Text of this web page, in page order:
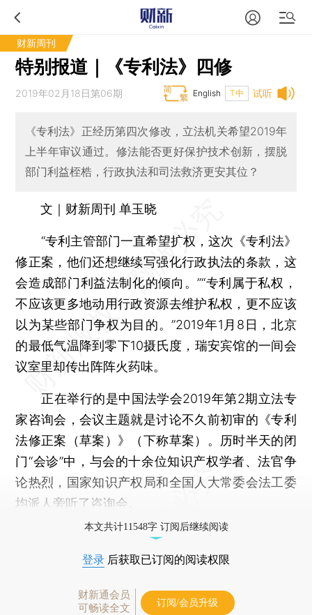
财新周刊
特别报道｜《专利法》四修
试听
2019年02月18日第06期 T中
English
《专利法》正经历第四次修改，立法机关希望2019年
上半年审议通过。修法能否更好保护技术创新，摆脱
部门利益桎梏，行政执法和司法救济更安其位？
文｜财新周刊 单玉晓
“专利主管部门一直希望扩权，这次《专利法》
修正案，他们还想继续写强化行政执法的条款，这
会造成部门利益法制化的倾向。”“专利属于私权，
不应该更多地动用行政资源去维护私权，更不应该
以为某些部门争权为目的。”2019年1月8日，北京
的最低气温降到零下10摄氏度，瑞安宾馆的一间会
议室里却传出阵阵火药味。
正在举行的是中国法学会2019年第2期立法专
家咨询会，会议主题就是讨论不久前初审的《专利
法修正案（草案）》（下称草案）。历时半天的闭
门“会诊”中，与会的十余位知识产权学者、法官争
论热烈，国家知识产权局和全国人大常委会法工委
均派人旁听了咨询会。
本文共计11548字 订阅后继续阅读
登录 后获取已订阅的阅读权限
财新通会员
可畅读全文
订阅/会员升级